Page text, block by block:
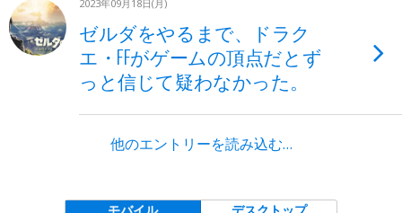
2023年09月18日(月)
ゼルダをやるまで、ドラク
エ・FFがゲームの頂点だとず
っと信じて疑わなかった。
他のエントリーを読み込む…